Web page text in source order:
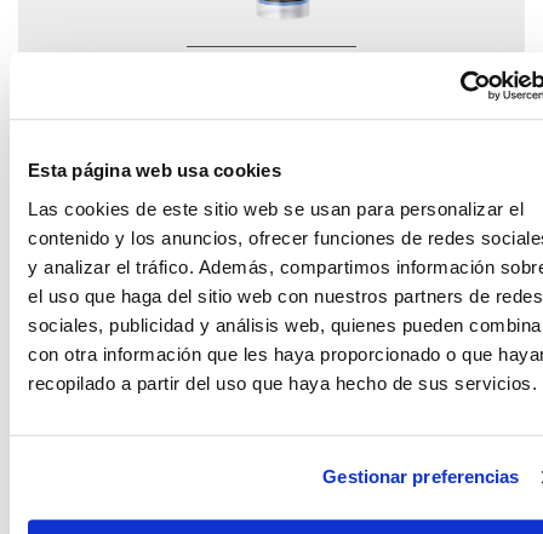
Esta página web usa cookies
Las cookies de este sitio web se usan para personalizar el
contenido y los anuncios, ofrecer funciones de redes
y analizar el tráfico. Además, compartimos información
el uso que haga del sitio web con nuestros partners de redes
sociales, publicidad y análisis web, quienes pueden
con otra información que les haya proporcionado o que
recopilado a partir del uso que haya hecho de sus servicios.
Gestionar preferencias